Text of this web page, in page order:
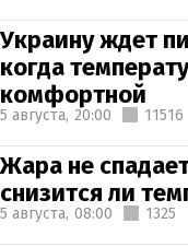
Украину ждет
когда
комфортной
5 августа, 20:00 11516
Жара не
снизится ли
5 августа, 08:00 1325